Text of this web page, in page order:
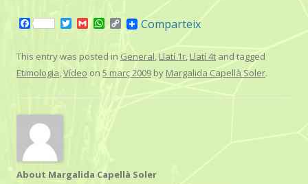
F
e
o
k
T
t
t
e
G
i
W
t
s
A
p
C
o
y
i
k
Comparteix
This entry was posted in General,Llatí 1r, Llatí 4t and tagged
Etimologia,Vídeo on 5 març 2009 by Margalida Capellà Soler.
About Margalida Capellà Soler